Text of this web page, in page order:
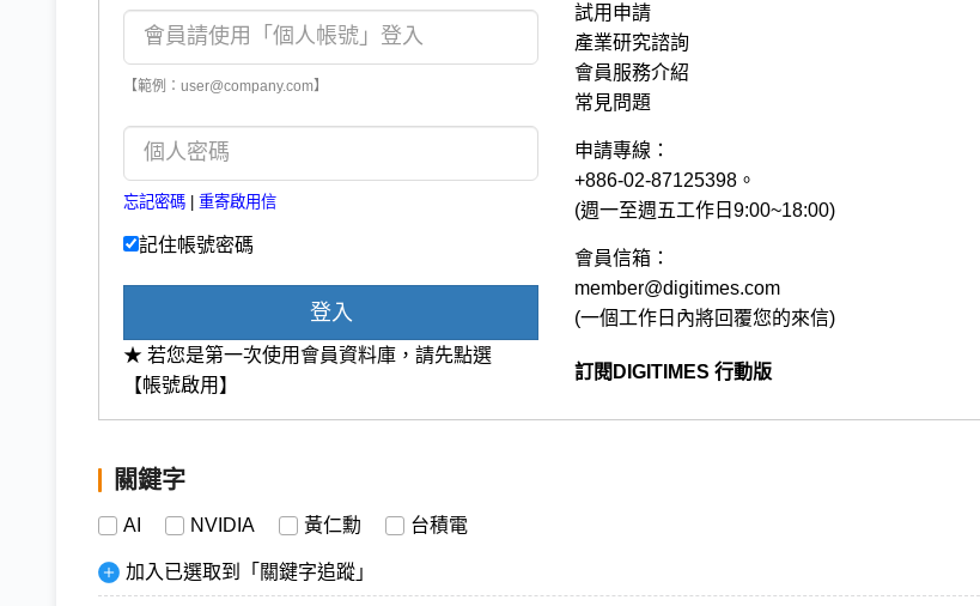
【範例：user@company.com】
忘記密碼 重寄啟用信
記住帳號密碼
登入
★ 若您是第一次使用會員資料庫，請先點選
【帳號啟用】
試用申請
產業研究諮詢
會員服務介紹
常見問題
申請專線：
+886-02-87125398。
(週一至週五工作日9:00~18:00)
會員信箱：
member@digitimes.com
(一個工作日內將回覆您的來信)
訂閱DIGITIMES 行動版
關鍵字
AI NVIDIA 黃仁勳 台積電
加入已選取到「關鍵字追蹤」